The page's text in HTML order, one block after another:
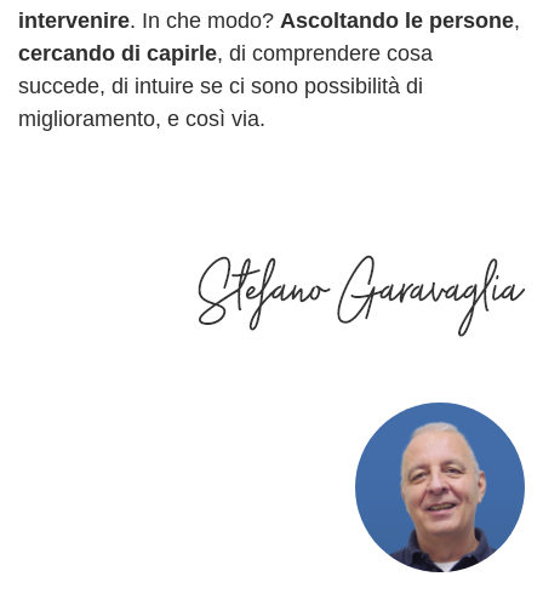
intervenire. In che modo? Ascoltando le persone,
cercando di capirle, di comprendere cosa
succede, di intuire se ci sono possibilità di
miglioramento, e così via.